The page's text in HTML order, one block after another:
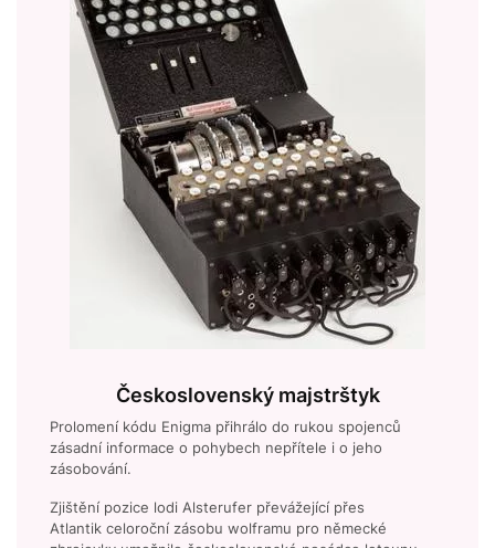
Československý majstrštyk
Prolomení kódu Enigma přihrálo do rukou spojenců
zásadní informace o pohybech nepřítele i o jeho
zásobování.
Zjištění pozice lodi Alsterufer převážející přes
Atlantik celoroční zásobu wolframu pro německé